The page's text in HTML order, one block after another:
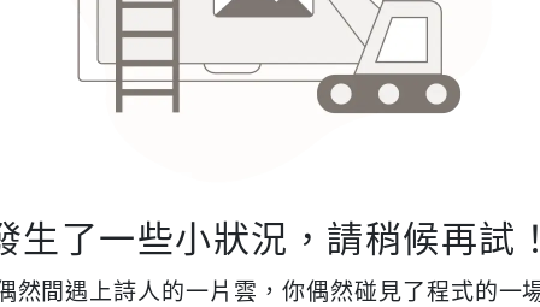
生了一些小狀況，請稍候再試！
然間遇上詩人的一片雲，你偶然碰見了程式的一